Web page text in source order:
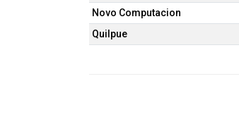
Novo Computacion
Quilpue